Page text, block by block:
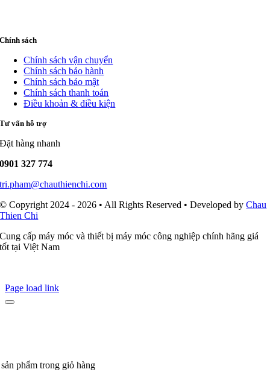
Chính sách
Chính sách vận chuyển
Chính sách bảo hành
Chính sách bảo mật
Chính sách thanh toán
Điều khoản & điều kiện
Tư vấn hỗ trợ
Đặt hàng nhanh
0901 327 774
tri.pham@chauthienchi.com
© Copyright 2024 - 2026 • All Rights Reserved • Developed byChau
Thien Chi
Cung cấp máy móc và thiết bị máy móc công nghiệp chính hãng giá
tốt tại Việt Nam
Page load link
phẩm trong giỏ hàng